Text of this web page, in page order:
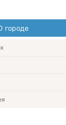
городе